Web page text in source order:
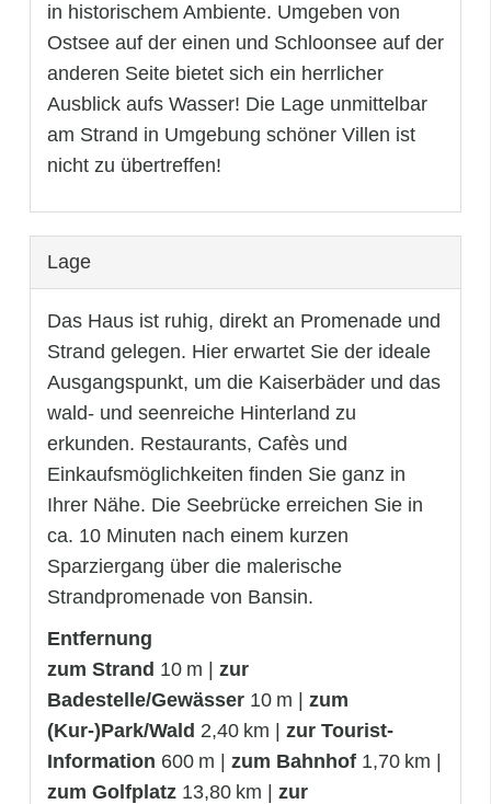
in historischem Ambiente. Umgeben von
Ostsee auf der einen und Schloonsee auf der
anderen Seite bietet sich ein herrlicher
Ausblick aufs Wasser! Die Lage unmittelbar
am Strand in Umgebung schöner Villen ist
nicht zu übertreffen!
Lage
Das Haus ist ruhig, direkt an Promenade und
Strand gelegen. Hier erwartet Sie der ideale
Ausgangspunkt, um die Kaiserbäder und das
wald- und seenreiche Hinterland zu
erkunden. Restaurants, Cafès und
Einkaufsmöglichkeiten finden Sie ganz in
Ihrer Nähe. Die Seebrücke erreichen Sie in
ca. 10 Minuten nach einem kurzen
Sparziergang über die malerische
Strandpromenade von Bansin.
Entfernung
zum Strand 10 m | zur
Badestelle/Gewässer 10 m | zum
(Kur-)Park/Wald 2,40 km | zur Tourist-
Information 600 m | zum Bahnhof 1,70 km |
zum Golfplatz 13,80 km | zur